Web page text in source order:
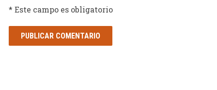
* Este campo es obligatorio